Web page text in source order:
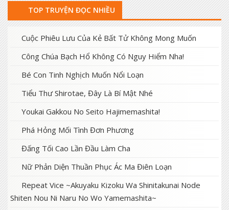
TOP TRUYỆN ĐỌC NHIỀU
Cuộc Phiêu Lưu Của Kẻ Bất Tử Không Mong Muốn
Công Chúa Bạch Hổ Không Có Nguy Hiểm Nha!
Bé Con Tinh Nghịch Muốn Nổi Loạn
Tiểu Thư Shirotae, Đây Là Bí Mật Nhé
Youkai Gakkou No Seito Hajimemashita!
Phá Hỏng Mối Tình Đơn Phương
Đấng Tối Cao Lần Đầu Làm Cha
Nữ Phản Diện Thuần Phục Ác Ma Điên Loạn
Repeat Vice ~Akuyaku Kizoku Wa Shinitakunai Node
Shiten Nou Ni Naru No Wo Yamemashita~